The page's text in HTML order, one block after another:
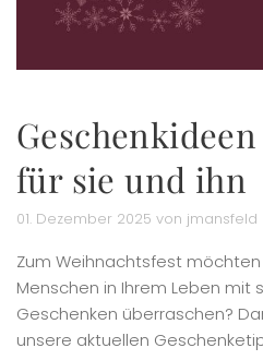
für sie und ihn
01. Dezember 2025 von jmansfeld
Zum Weihnachtsfest
Menschen in Ihrem Leben mit
Geschenken überraschen?
unsere aktuellen